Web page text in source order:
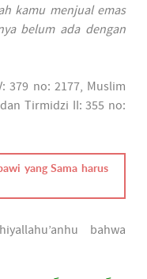
kamu menjual emas
belum ada dengan
379 no: 2177, Muslim
dan Tirmidzi II: 355 no:
yang Sama harus
bahwa